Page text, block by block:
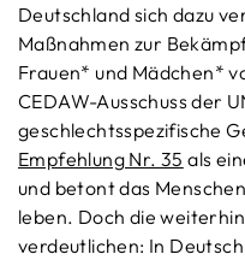
Deutschland sich dazu
Maßnahmen zur
Frauen* und Mädchen*
CEDAW-Ausschuss der
geschlechtsspezifische
Empfehlung Nr. 35 als
und betont das
leben. Doch die
verdeutlichen: In